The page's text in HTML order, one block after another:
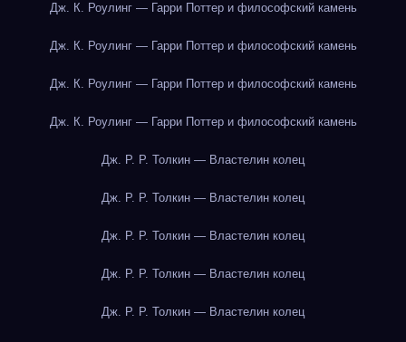
Дж. К. Роулинг — Гарри Поттер и философский камень
Дж. К. Роулинг — Гарри Поттер и философский камень
Дж. К. Роулинг — Гарри Поттер и философский камень
Дж. К. Роулинг — Гарри Поттер и философский камень
Дж. Р. Р. Толкин — Властелин колец
Дж. Р. Р. Толкин — Властелин колец
Дж. Р. Р. Толкин — Властелин колец
Дж. Р. Р. Толкин — Властелин колец
Дж. Р. Р. Толкин — Властелин колец